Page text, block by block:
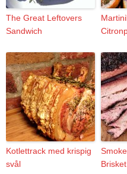
The Great Leftovers
Sandwich
Kotlettrack med krispig
svål
Brisket